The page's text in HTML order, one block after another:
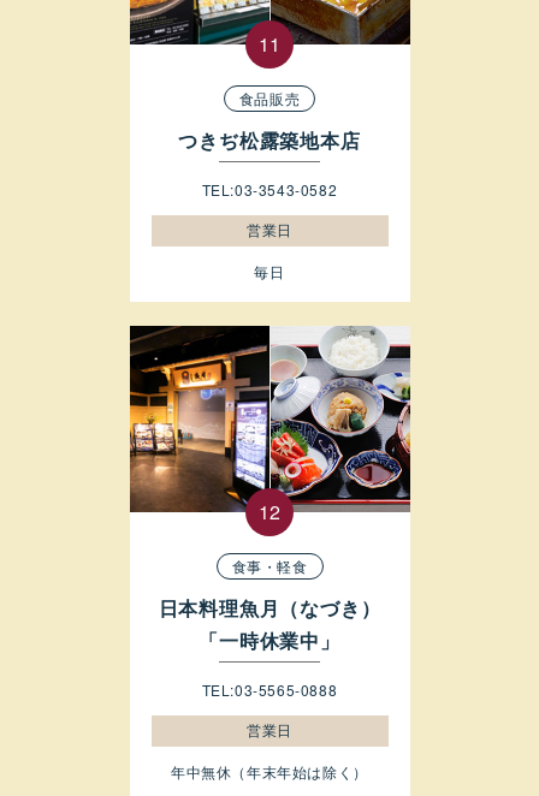
食品販売
つきぢ松露築地本店
TEL:03-3543-0582
営業日
毎日
食事・軽食
日本料理魚月（なづき）
「一時休業中」
TEL:03-5565-0888
営業日
年中無休（年末年始は除く）